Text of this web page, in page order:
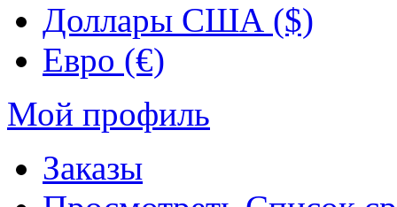
Доллары США ($)
Евро (€)
Мой профиль
Заказы